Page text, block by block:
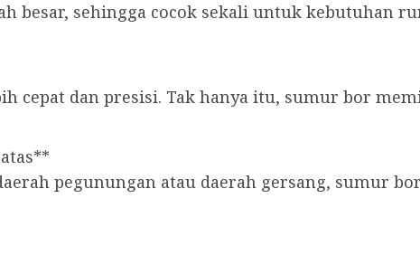
besar, sehingga cocok sekali untuk kebutuhan
cepat dan presisi. Tak hanya itu, sumur bor
pegunungan atau daerah gersang, sumur